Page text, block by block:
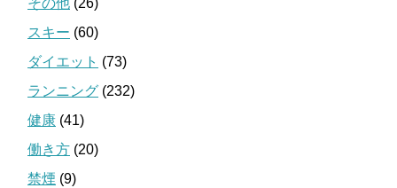
スキー (60)
ダイエット (73)
ランニング (232)
健康 (41)
働き方 (20)
禁煙 (9)